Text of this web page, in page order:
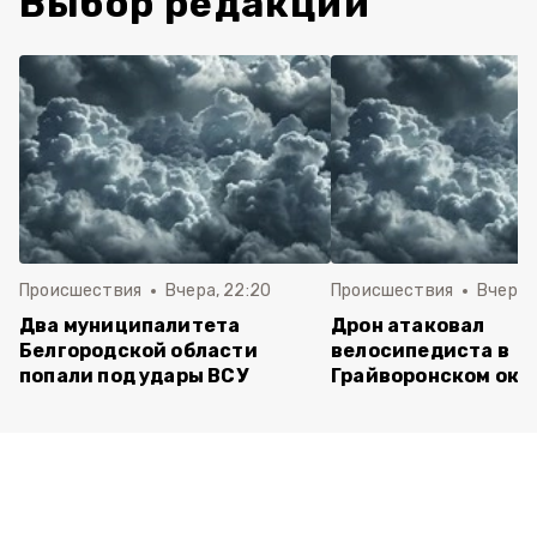
Происшествия Вчера, 22:20
Два муниципалитета
Белгородской области
попали под удары ВСУ
Происшествия Вчера,
Дрон атаковал
велосипедиста в
Грайворонском